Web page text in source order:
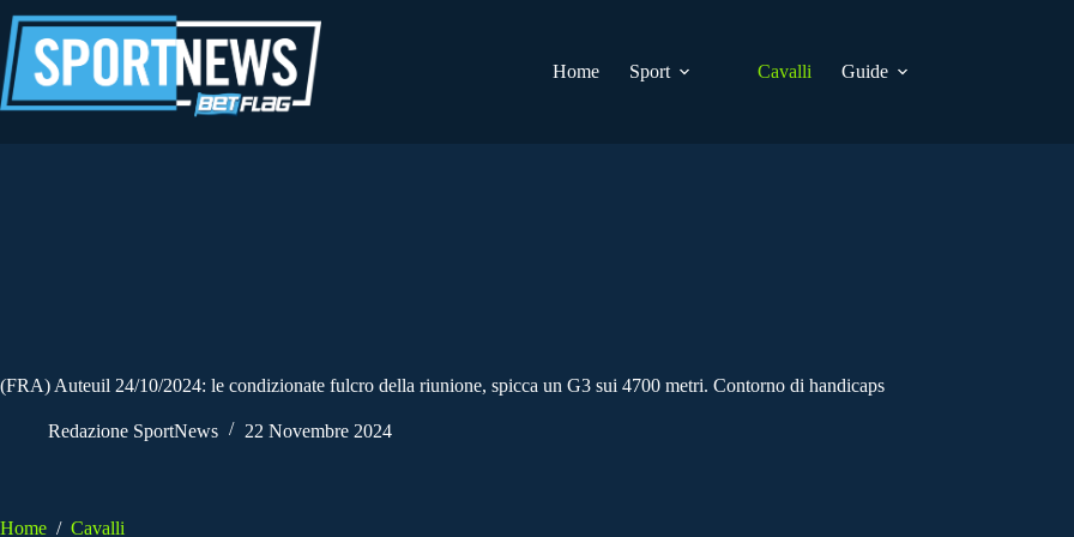
al
contenuto
Home
Sport Cavalli Guide
(FRA) Auteuil 24/10/2024: le condizionate fulcro della riunione, spicca un G3 sui 4700 metri. Contorno di handicaps
Redazione SportNews 22 Novembre 2024
Home / Cavalli